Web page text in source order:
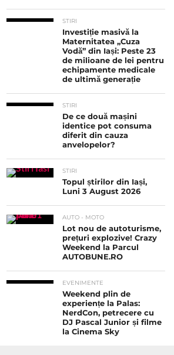
STIRI
Investiție masivă la
Maternitatea „Cuza
Vodă” din Iași: Peste 23
de milioane de lei pentru
echipamente medicale
de ultimă generație
STIRI
De ce două mașini
identice pot consuma
diferit din cauza
anvelopelor?
STIRI
Topul știrilor din Iași,
Luni 3 August 2026
AUTO - MOTO
Lot nou de autoturisme,
prețuri explozive! Crazy
Weekend la Parcul
AUTOBUNE.RO
EVENIMENTE
Weekend plin de
experiențe la Palas:
NerdCon, petrecere cu
DJ Pascal Junior și filme
la Cinema Sky